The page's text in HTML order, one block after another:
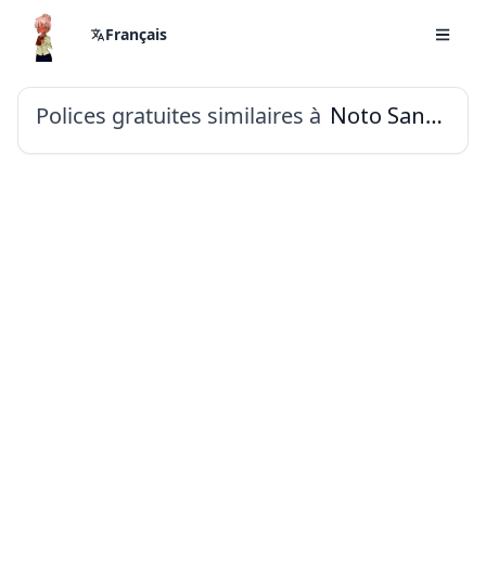
Français
Polices gratuites similaires à Noto Sans Inscriptional Parthian